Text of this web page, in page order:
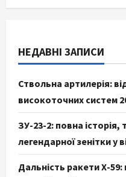
НЕДАВНІ ЗАПИСИ
Ствольна артилерія:
високоточних систем
ЗУ-23-2: повна історія,
легендарної зенітки у
Дальність ракети Х-59: